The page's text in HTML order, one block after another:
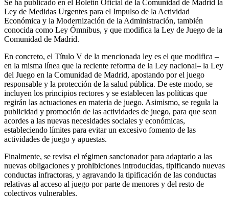
Se ha publicado en el Boletín Oficial de la Comunidad de Madrid la
Ley de Medidas Urgentes para el Impulso de la Actividad
Económica y la Modernización de la Administración, también
conocida como Ley Ómnibus, y que modifica la Ley de Juego de la
Comunidad de Madrid.
En concreto, el Título V de la mencionada ley es el que modifica –
en la misma línea que la reciente reforma de la Ley nacional– la Ley
del Juego en la Comunidad de Madrid, apostando por el juego
responsable y la protección de la salud pública. De este modo, se
incluyen los principios rectores y se establecen las políticas que
regirán las actuaciones en materia de juego. Asimismo, se regula la
publicidad y promoción de las actividades de juego, para que sean
acordes a las nuevas necesidades sociales y económicas,
estableciendo límites para evitar un excesivo fomento de las
actividades de juego y apuestas.
Finalmente, se revisa el régimen sancionador para adaptarlo a las
nuevas obligaciones y prohibiciones introducidas, tipificando nuevas
conductas infractoras, y agravando la tipificación de las conductas
relativas al acceso al juego por parte de menores y del resto de
colectivos vulnerables.